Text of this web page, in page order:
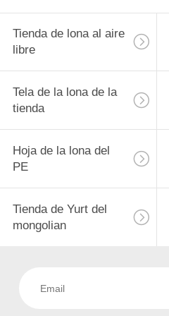
Tienda de lona al aire
libre
Tela de la lona de la
tienda
Hoja de la lona del
PE
Tienda de Yurt del
mongolian